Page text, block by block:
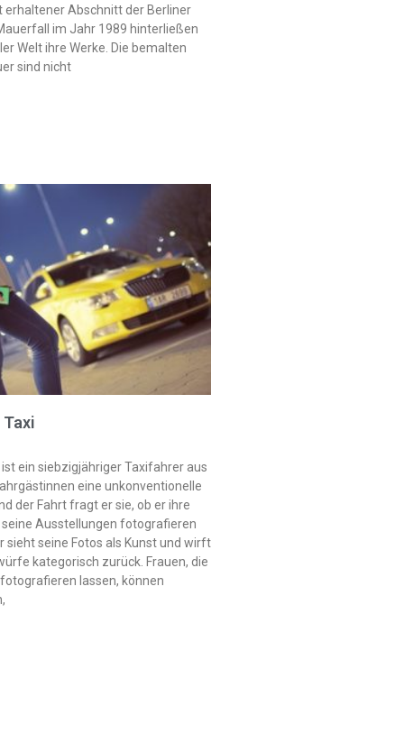
erhaltener Abschnitt der Berliner
im Jahr 1989 hinterließen
Welt ihre Werke. Die bemalten
sind nicht
ein siebzigjähriger Taxifahrer aus
eine unkonventionelle
der Fahrt fragt er sie, ob er ihre
Ausstellungen fotografieren
sieht seine Fotos als Kunst und wirft
kategorisch zurück. Frauen, die
lassen, können